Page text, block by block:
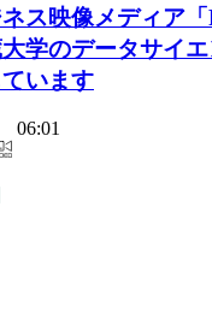
ス映像メディア
学のデータサイエ
います
06:01